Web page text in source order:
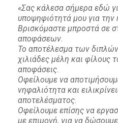
«Σας κάλεσα σήμερα εδώ
υποψηφιότητά μου για την
Βρισκόμαστε μπροστά σε
αποφάσεων.
Το αποτέλεσμα των
χιλιάδες μέλη και φίλους
αποφάσεις.
Οφείλουμε να
νηφαλιότητα και
αποτελέσματος.
Οφείλουμε επίσης να
με επιμονή, για να